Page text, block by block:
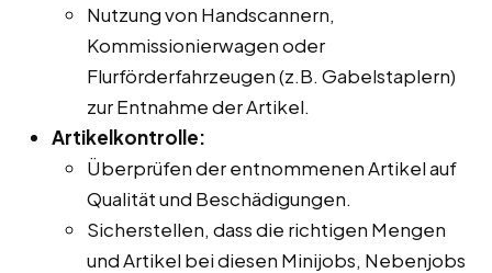
Nutzung von Handscannern,
Kommissionierwagen oder
Flurförderfahrzeugen (z.B. Gabelstaplern)
zur Entnahme der Artikel.
Artikelkontrolle:
Überprüfen der entnommenen Artikel auf
Qualität und Beschädigungen.
Sicherstellen, dass die richtigen Mengen
und Artikel bei diesen Minijobs, Nebenjobs